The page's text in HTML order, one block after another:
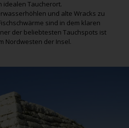
idealen Taucherort.
und alte Wracks zu
sind in dem klaren
der beliebtesten Tauchspots ist
Nordwesten der Insel.